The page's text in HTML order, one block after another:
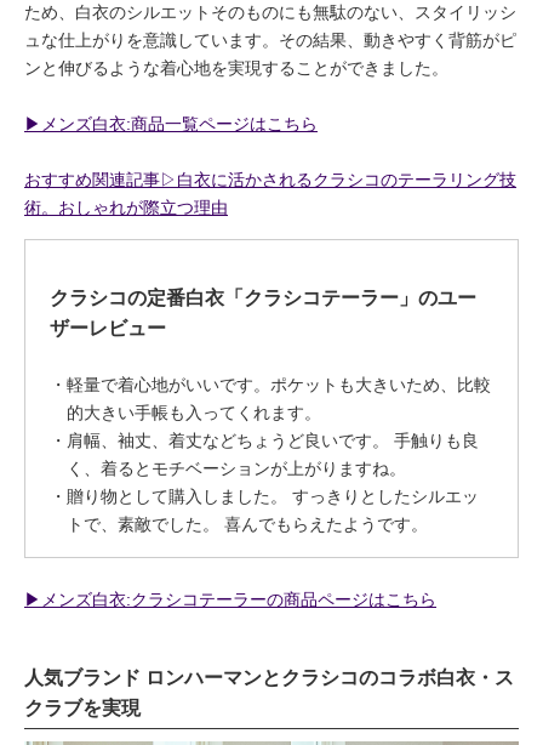
ため、白衣のシルエットそのものにも無駄のない、スタイリッシ
ュな仕上がりを意識しています。その結果、動きやすく背筋がピ
ンと伸びるような着心地を実現することができました。
▶︎メンズ白衣:商品一覧ページはこちら
おすすめ関連記事▷白衣に活かされるクラシコのテーラリング技
術。おしゃれが際立つ理由
クラシコの定番白衣「クラシコテーラー」のユー
ザーレビュー
軽量で着心地がいいです。ポケットも大きいため、比較
的大きい手帳も入ってくれます。
肩幅、袖丈、着丈などちょうど良いです。 手触りも良
く、着るとモチベーションが上がりますね。
贈り物として購入しました。 すっきりとしたシルエッ
トで、素敵でした。 喜んでもらえたようです。
▶︎メンズ白衣:クラシコテーラーの商品ページはこちら
人気ブランド ロンハーマンとクラシコのコラボ白衣・ス
クラブを実現